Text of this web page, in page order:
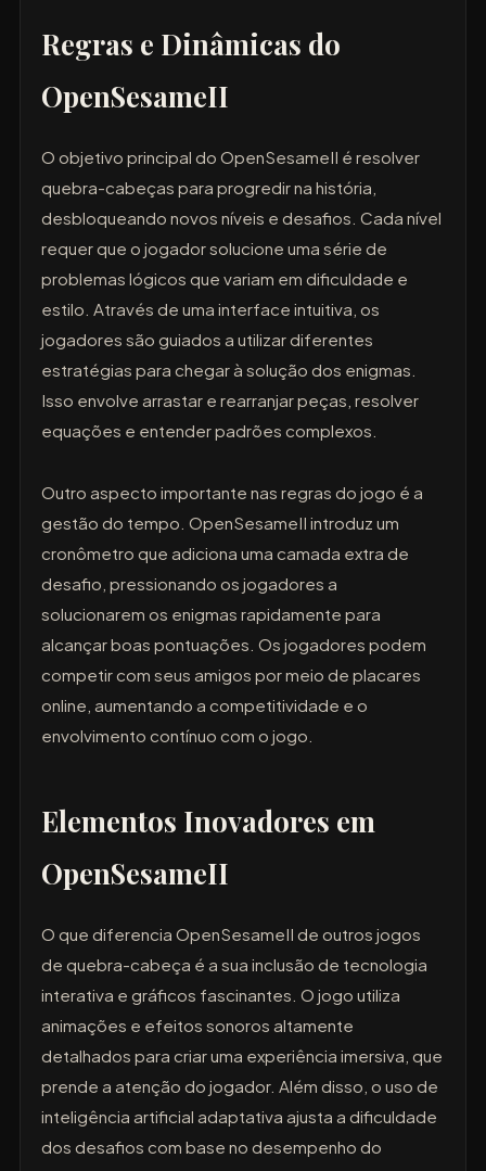
Regras e Dinâmicas do
OpenSesameII
O objetivo principal do OpenSesameII é resolver
quebra-cabeças para progredir na história,
desbloqueando novos níveis e desafios. Cada nível
requer que o jogador solucione uma série de
problemas lógicos que variam em dificuldade e
estilo. Através de uma interface intuitiva, os
jogadores são guiados a utilizar diferentes
estratégias para chegar à solução dos enigmas.
Isso envolve arrastar e rearranjar peças, resolver
equações e entender padrões complexos.
Outro aspecto importante nas regras do jogo é a
gestão do tempo. OpenSesameII introduz um
cronômetro que adiciona uma camada extra de
desafio, pressionando os jogadores a
solucionarem os enigmas rapidamente para
alcançar boas pontuações. Os jogadores podem
competir com seus amigos por meio de placares
online, aumentando a competitividade e o
envolvimento contínuo com o jogo.
Elementos Inovadores em
OpenSesameII
O que diferencia OpenSesameII de outros jogos
de quebra-cabeça é a sua inclusão de tecnologia
interativa e gráficos fascinantes. O jogo utiliza
animações e efeitos sonoros altamente
detalhados para criar uma experiência imersiva, que
prende a atenção do jogador. Além disso, o uso de
inteligência artificial adaptativa ajusta a dificuldade
dos desafios com base no desempenho do